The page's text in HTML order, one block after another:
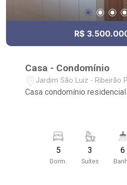
R$
Casa - Condomínio
Jardim São Luiz - Ribeirão
Casa condomínio residencial
5
Dorm.
3
Suítes
6